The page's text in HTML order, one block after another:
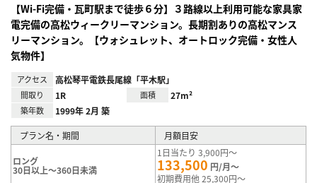
【Wi-Fi完備・瓦町駅まで徒歩６分】３路線以上利用可能な家具家
電完備の高松ウィークリーマンション。長期割ありの高松マンス
リーマンション。【ウォシュレット、オートロック完備・女性人
気物件】
アクセス 高松琴平電鉄長尾線「平木駅」
間取り 1R 面積 27m²
築年数 1999年 2月 築
プラン名・期間 月額目安
ロング
30日以上～360日未満
1日当たり 3,900円～
133,500 円/月～
初期費用他 25,300円～